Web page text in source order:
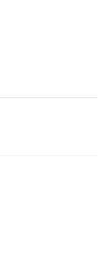
via X -
via
nieuwsbericht
dit